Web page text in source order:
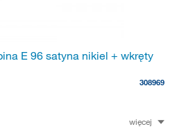
E 96 satyna nikiel + wkręty
308969
więcej